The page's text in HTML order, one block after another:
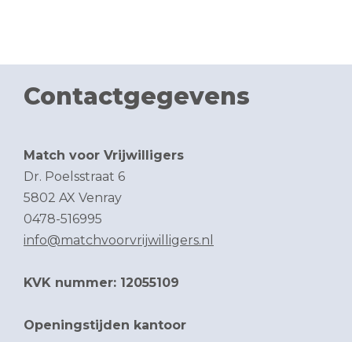
Contactgegevens
Match voor Vrijwilligers
Dr. Poelsstraat 6
5802 AX Venray
0478-516995
info@matchvoorvrijwilligers.nl
KVK nummer: 12055109
Openingstijden kantoor